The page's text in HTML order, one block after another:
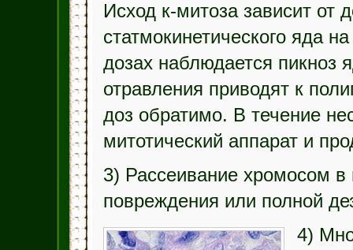
Исход к-митоза зависит от
статмокинетического яда
дозах наблюдается пикноз
отравления приводят к
доз обратимо. В течение
митотический аппарат и
3) Рассеивание хромосом в
повреждения или полной
4)